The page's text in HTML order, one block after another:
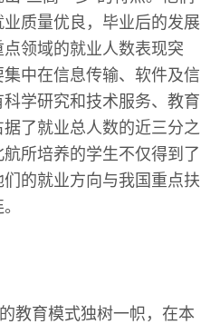
质量优良，毕业后的发展
领域的就业人数表现突
中在信息传输、软件及信
学研究和技术服务、教育
了就业总人数的近三分之
所培养的学生不仅得到了
的就业方向与我国重点扶
教育模式独树一帜，在本